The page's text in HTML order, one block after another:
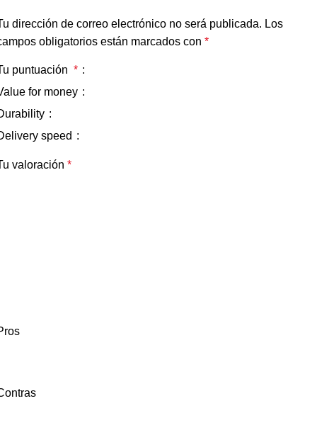
dirección de correo electrónico no será publicada. Los
obligatorios están marcados con *
puntuación *
for money
speed
valoración *